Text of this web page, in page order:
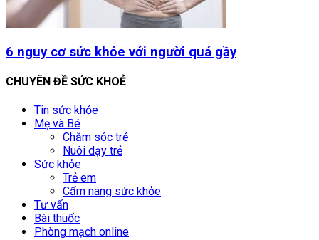
6 nguy cơ sức khỏe với người quá gầy
CHUYÊN ĐỀ SỨC KHOẺ
Tin sức khỏe
Mẹ và Bé
Chăm sóc trẻ
Nuôi dạy trẻ
Sức khỏe
Trẻ em
Cẩm nang sức khỏe
Tư vấn
Bài thuốc
Phòng mạch online